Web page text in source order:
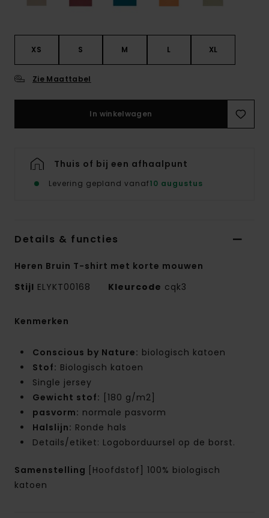
XS S M L XL
Zie Maattabel
In winkelwagen
Thuis of bij een afhaalpunt
Levering gepland vanaf10 augustus
Details & functies
Heren Bruin T-shirt met korte mouwen
Stijl ELYKT00168 Kleurcode cqk3
Kenmerken
Conscious by Nature: biologisch katoen
Stof: Biologisch katoen
Single jersey
Gewicht stof: [180 g/m2]
pasvorm: normale pasvorm
Halslijn: Ronde hals
Details/etiket: Logoborduursel op de borst.
Samenstelling
[Hoofdstof] 100% biologisch
katoen